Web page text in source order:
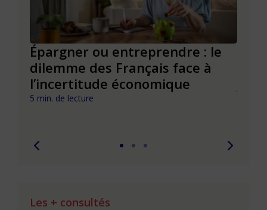
Épargner ou entreprendre : le
dilemme des Français face à
l’incertitude économique
5 min. de lecture
Les + consultés